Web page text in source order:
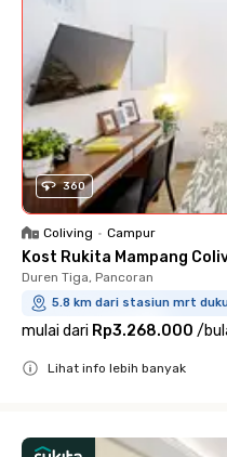
360
Coliving • Campur
Kost Rukita Mampang
Duren Tiga, Pancoran
5.8 km dari stasiun mrt
mulai dari Rp3.268.000 /
Lihat info lebih banyak